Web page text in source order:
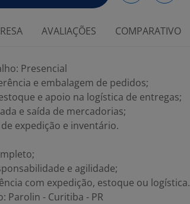
AVALIAÇÕES COMPARATIVO
Presencial
e embalagem de pedidos;
e apoio na logística de entregas;
e saída de mercadorias;
expedição e inventário.
e agilidade;
com expedição, estoque ou logística.
Parolin - Curitiba - PR